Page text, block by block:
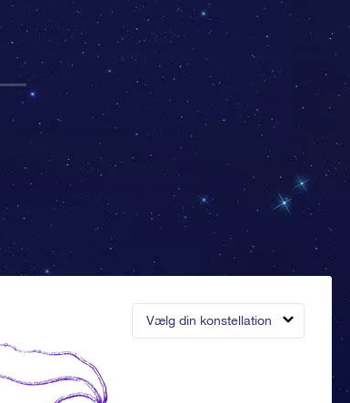
Vælg din konstellation